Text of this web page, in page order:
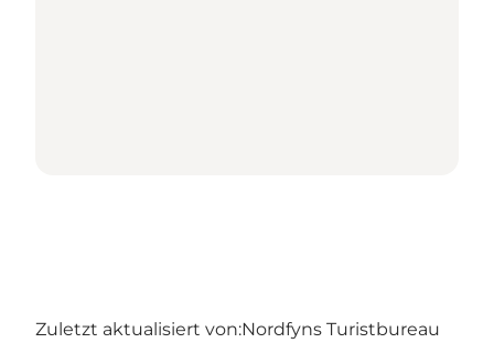
Zuletzt aktualisiert von:Nordfyns Turistbureau